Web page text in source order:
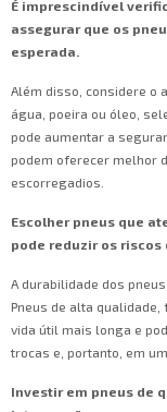
É imprescindível
assegurar que os
esperada.
Além disso, considere o
água, poeira ou óleo,
pode aumentar a
podem oferecer melhor
escorregadios.
Escolher pneus que
pode reduzir os
A durabilidade dos
Pneus de alta
vida útil mais longa e
trocas e, portanto, em
Investir em pneus de